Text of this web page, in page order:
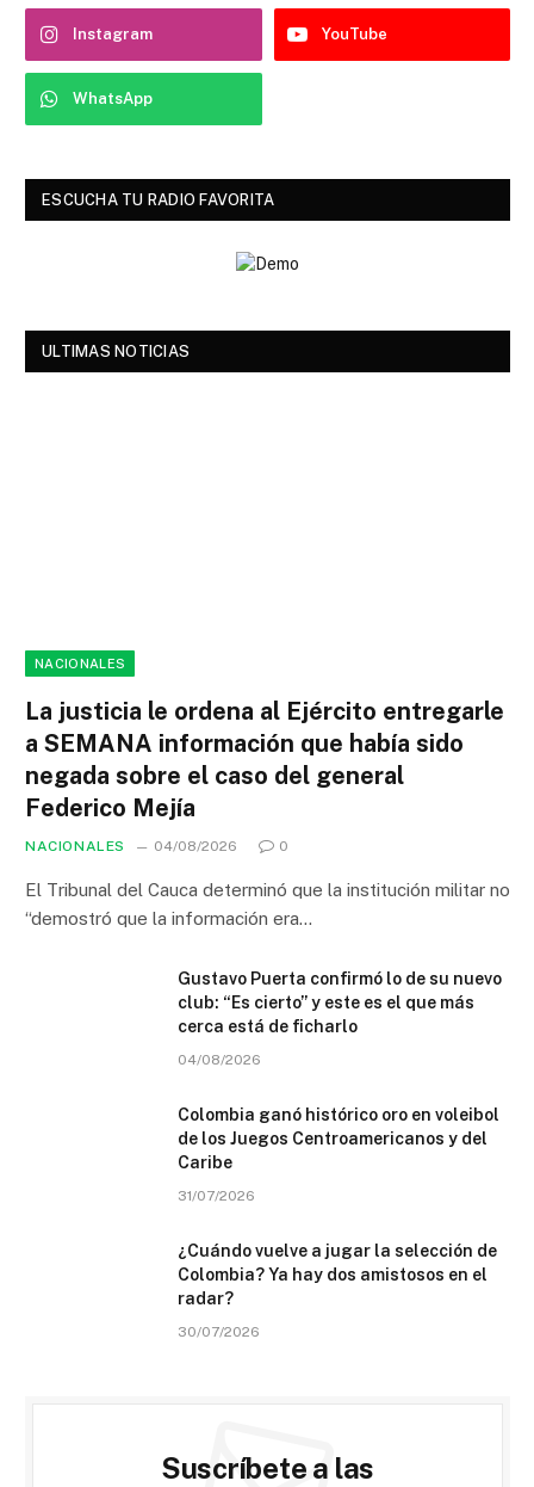
Instagram YouTube
WhatsApp
ESCUCHA TU RADIO FAVORITA
ULTIMAS NOTICIAS
NACIONALES
La justicia le ordena al Ejército entregarle
a SEMANA información que había sido
negada sobre el caso del general
Federico Mejía
NACIONALES 04/08/2026 0
El Tribunal del Cauca determinó que la institución militar no
“demostró que la información era…
Gustavo Puerta confirmó lo de su nuevo
club: “Es cierto” y este es el que más
cerca está de ficharlo
04/08/2026
Colombia ganó histórico oro en voleibol
de los Juegos Centroamericanos y del
Caribe
31/07/2026
¿Cuándo vuelve a jugar la selección de
Colombia? Ya hay dos amistosos en el
radar?
30/07/2026
Suscríbete a las